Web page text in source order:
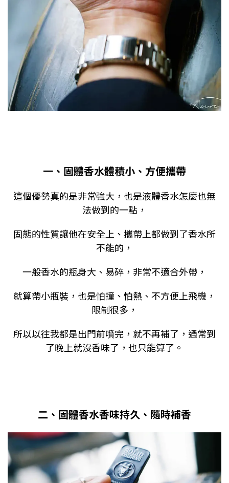
一、固體香水體積小、方便攜帶
這個優勢真的是非常強大，也是液體香水怎麼也無
法做到的一點，
固態的性質讓他在安全上、攜帶上都做到了香水所
不能的，
一般香水的瓶身大、易碎，非常不適合外帶，
就算帶小瓶裝，也是怕撞、怕熱、不方便上飛機，
限制很多，
所以以往我都是出門前噴完，就不再補了，通常到
了晚上就沒香味了，也只能算了。
二、固體香水香味持久、隨時補香